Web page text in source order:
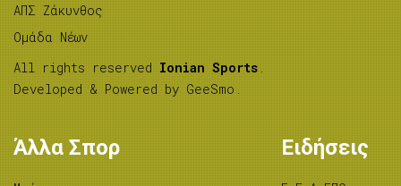
ΑΠΣ Ζάκυνθος
Ομάδα Νέων
All rights reserved Ionian Sports .
Developed & Powered by GeeSmo .
Άλλα Σπορ Ειδήσεις